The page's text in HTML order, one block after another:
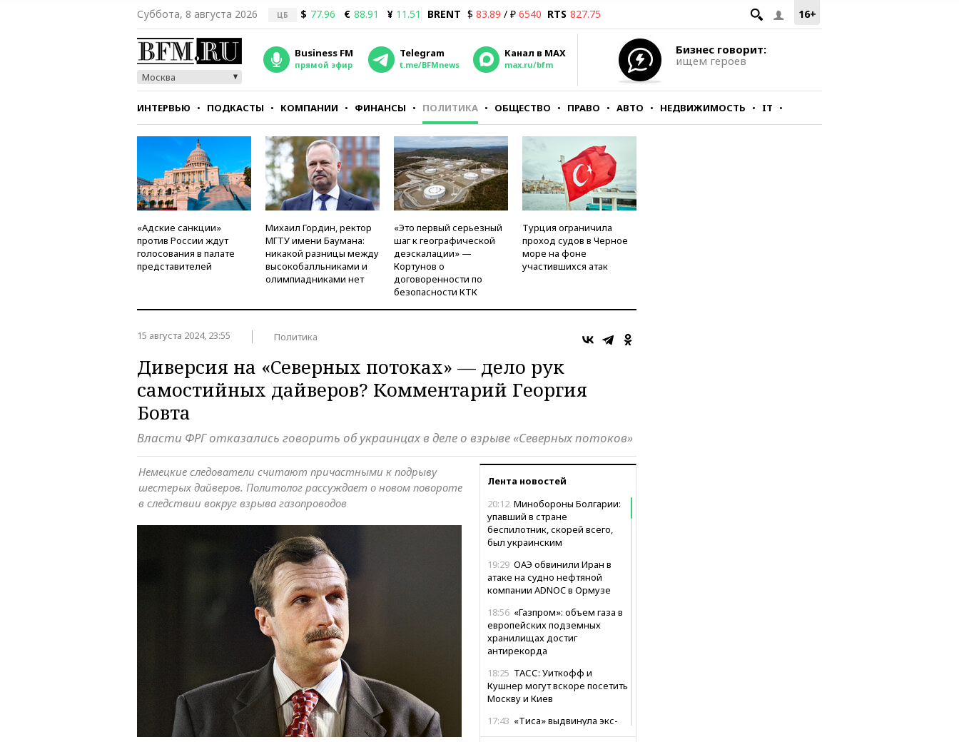
16+
Суббота, 8 августа 2026 ЦБ $ 77.96 € 88.91 ¥ 11.51 BRENT $ 83.89 / ₽ 6540 RTS 827.75
Москва
Business FM
прямой эфир
Telegram
t.me/BFMnews
Канал в MAX
max.ru/bfm
Бизнес говорит:
ищем героев
ИНТЕРВЬЮ ПОДКАСТЫ КОМПАНИИ ФИНАНСЫ ПОЛИТИКА ОБЩЕСТВО ПРАВО АВТО НЕДВИЖИМОСТЬ IT
СТИЛЬ ТЕСТЫ
«Адские санкции»
против России ждут
голосования в палате
представителей
Михаил Гордин, ректор
МГТУ имени Баумана:
никакой разницы между
высокобалльниками и
олимпиадниками нет
«Это первый серьезный
шаг к географической
деэскалации» —
Кортунов о
договоренности по
безопасности КТК
Турция ограничила
проход судов в Черное
море на фоне
участившихся атак
15 августа 2024, 23:55 Политика
Диверсия на «Северных потоках» — дело рук
самостийных дайверов? Комментарий Георгия
Бовта
Власти ФРГ отказались говорить об украинцах в деле о взрыве «Северных потоков»
Лента новостей
20:12 Минобороны Болгарии:
упавший в стране
беспилотник, скорей всего,
был украинским
19:29 ОАЭ обвинили Иран в
атаке на судно нефтяной
компании ADNOC в Ормузе
18:56 «Газпром»: объем газа в
европейских подземных
хранилищах достиг
антирекорда
18:25 ТАСС: Уиткофф и
Кушнер могут вскоре посетить
Москву и Киев
17:43 «Тиса» выдвинула экс-
Немецкие следователи считают причастными к подрыву
шестерых дайверов. Политолог рассуждает о новом повороте
в следствии вокруг взрыва газопроводов